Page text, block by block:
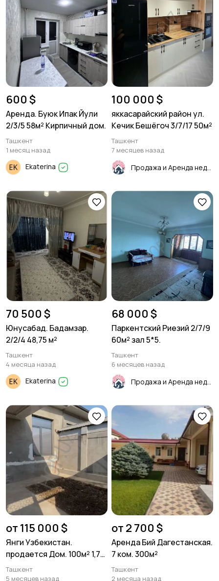
600 $
Аренда. Буюк Ипак Йули
2/3/5 58м² Кирпичный дом.
Ташкент
1 месяц назад
Ekaterina
100 000 $
яккасарайский район ул.
Кечик Бешёгоч 3/7/17 50м²
Ташкент
7 месяцев назад
70 500 $
Юнусабад. Бадамзар.
2/2/4 48,75 м²
Ташкент
4 месяца назад
Ekaterina
68 000 $
Паркентский Риезий 2/7/9
60м² зал 5*5.
Ташкент
6 месяцев назад
от 115 000 $
Янги Узбекистан.
продается Дом. 100м² 1,7
соток.
Ташкент
5 месяцев назад
от 2 700 $
Аренда Бий Дагестанская.
7 ком. 300м²
Ташкент
2 месяца назад